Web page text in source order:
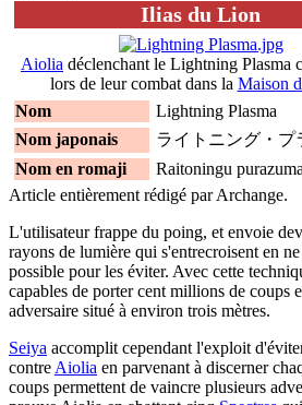
Ilias du Lion
Aiolia déclenchant le Lightning Plasma
lors de leur combat dans la Maison
Nom
Lightning Plasma
Nom japonais
ライトニング・プ
Nom en romaji
Raitoningu purazuma
Article entièrement rédigé par Archange.
L'utilisateur frappe du poing, et envoie
rayons de lumière qui s'entrecroisent en
possible pour les éviter. Avec cette
capables de porter cent millions de coups
adversaire situé à environ trois mètres.
Seiya accomplit cependant l'exploit
contre Aiolia en parvenant à discerner
coups permettent de vaincre plusieurs